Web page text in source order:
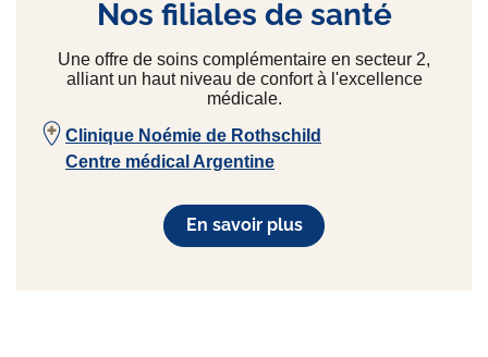
Nos filiales de santé
Une offre de soins complémentaire en secteur 2,
alliant un haut niveau de confort à l'excellence
médicale.
Clinique Noémie de Rothschild
Centre médical Argentine
En savoir plus